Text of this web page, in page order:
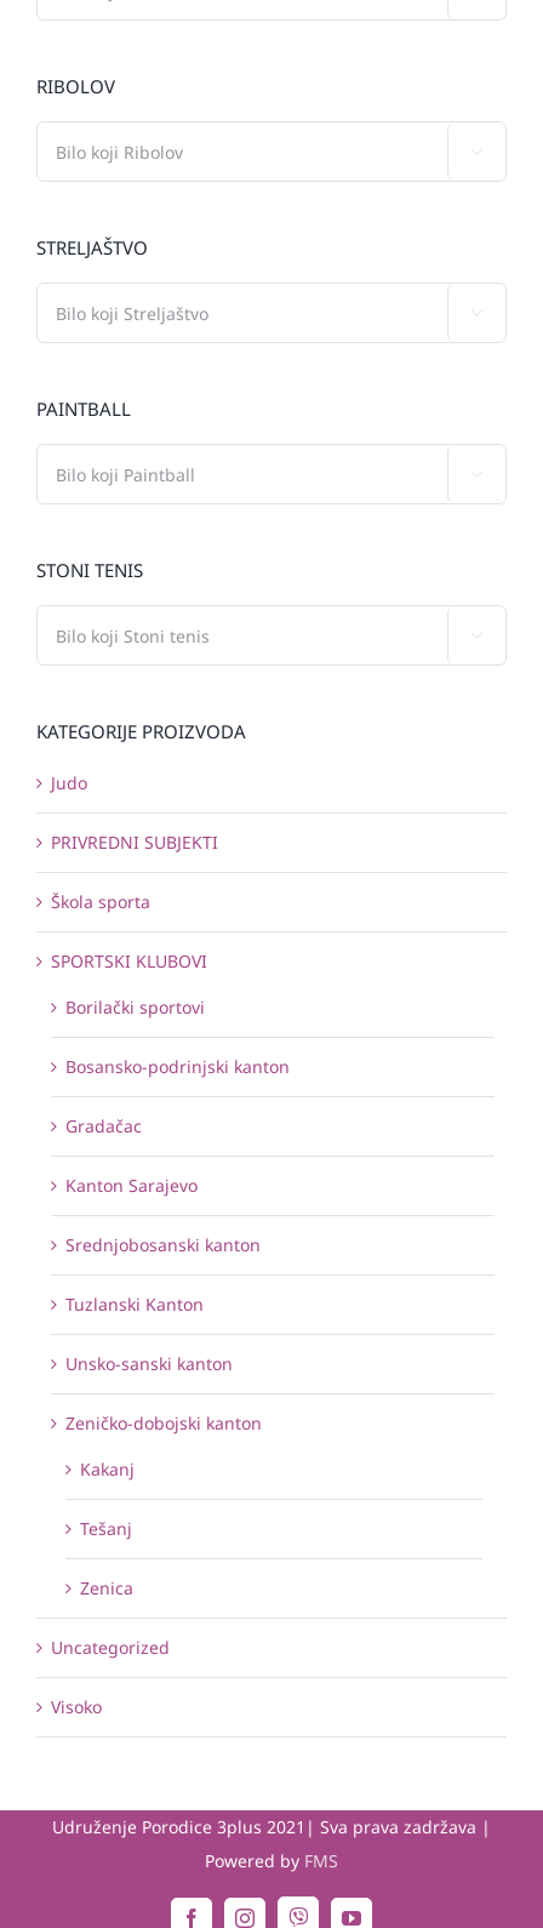
RIBOLOV
STRELJAŠTVO
PAINTBALL
STONI TENIS
KATEGORIJE PROIZVODA
Judo
PRIVREDNI SUBJEKTI
Škola sporta
SPORTSKI KLUBOVI
Borilački sportovi
Bosansko-podrinjski kanton
Gradačac
Kanton Sarajevo
Srednjobosanski kanton
Tuzlanski Kanton
Unsko-sanski kanton
Zeničko-dobojski kanton
Kakanj
Tešanj
Zenica
Uncategorized
Visoko
Udruženje Porodice 3plus 2021| Sva prava zadržava |
Powered by FMS